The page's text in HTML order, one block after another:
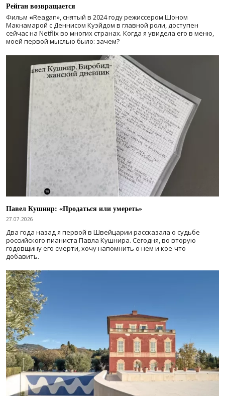
Рейган возвращается
Фильм «Reagan», снятый в 2024 годурежиссером Шоном
Макнамарой с Деннисом Куэйдом в главной роли, доступен
сейчас на Netflix во многих странах. Когда я увидела его в меню,
моей первой мыслью было: зачем?
Павел Кушнир: «Продаться или умереть»
27.07.2026
Два года назад я первой в Швейцарии рассказала о судьбе
российского пианиста Павла Кушнира. Сегодня, во вторую
годовщину его смерти, хочу напомнить о нем и кое-что
добавить.